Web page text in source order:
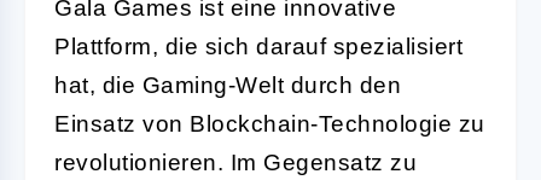
Gala Games ist eine innovative
Plattform, die sich darauf spezialisiert
hat, die Gaming-Welt durch den
Einsatz von Blockchain-Technologie zu
revolutionieren. Im Gegensatz zu